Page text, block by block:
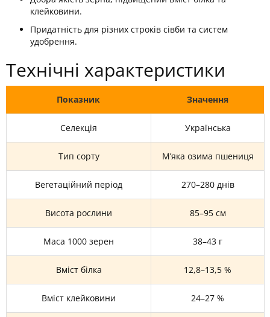
клейковини.
Придатність для різних строків сівби та систем
удобрення.
Технічні характеристики
Показник Значення
Селекція Українська
Тип сорту М’яка озима пшениця
Вегетаційний період 270–280 днів
Висота рослини 85–95 см
Маса 1000 зерен 38–43 г
Вміст білка 12,8–13,5 %
Вміст клейковини 24–27 %